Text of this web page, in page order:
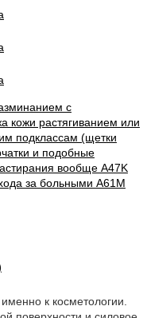
с
кожи растягиванием или
подклассам (щетки
и подобные
вообще A47K
за больными A61M
к косметологии.